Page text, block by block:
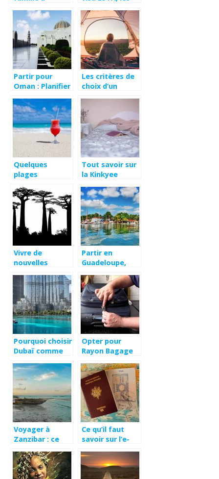
comment gérer
le trajet dans
l’avion
souligner
Partir pour
Oman : Planifier
Les critères de
choix d’un
la Manche
Quelques
plages
découvrir
absolument
Tout savoir sur
la Kinkyee
sorties et les
vacances en
amoureux
Vivre de
nouvelles
chaque voyage
Partir en
Guadeloupe,
s’organiser ?
Pourquoi choisir
Dubaï comme
vacances ?
Opter pour
Rayon Bagage
plus facilement
Voyager à
Zanzibar : ce
Ce qu’il faut
savoir sur l’e-